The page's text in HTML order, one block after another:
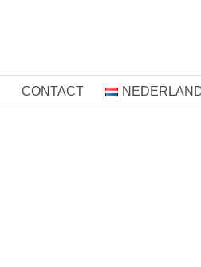
CONTACT